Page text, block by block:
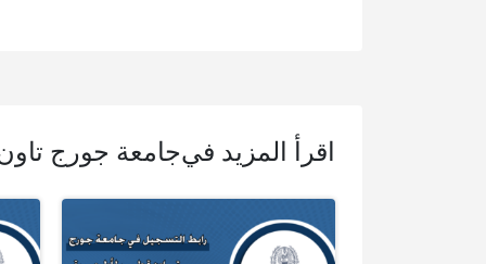
اقرأ المزيد فيجامعة جورج